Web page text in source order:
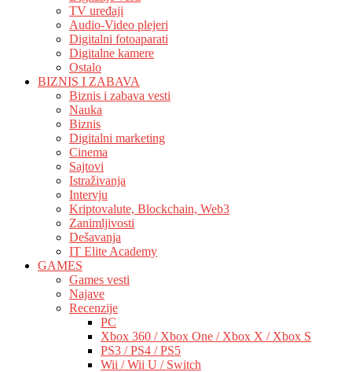
TV uređaji
Audio-Video plejeri
Digitalni fotoaparati
Digitalne kamere
Ostalo
BIZNIS I ZABAVA
Biznis i zabava vesti
Nauka
Biznis
Digitalni marketing
Cinema
Sajtovi
Istraživanja
Intervju
Kriptovalute, Blockchain, Web3
Zanimljivosti
Dešavanja
IT Elite Academy
GAMES
Games vesti
Najave
Recenzije
PC
Xbox 360 / Xbox One / Xbox X / Xbox S
PS3 / PS4 / PS5
Wii / Wii U / Switch